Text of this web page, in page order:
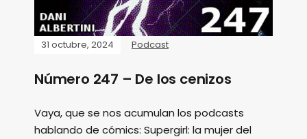
31 octubre, 2024 Podcast
Número 247 – De los cenizos
Vaya, que se nos acumulan los podcasts
hablando de cómics: Supergirl: la mujer del